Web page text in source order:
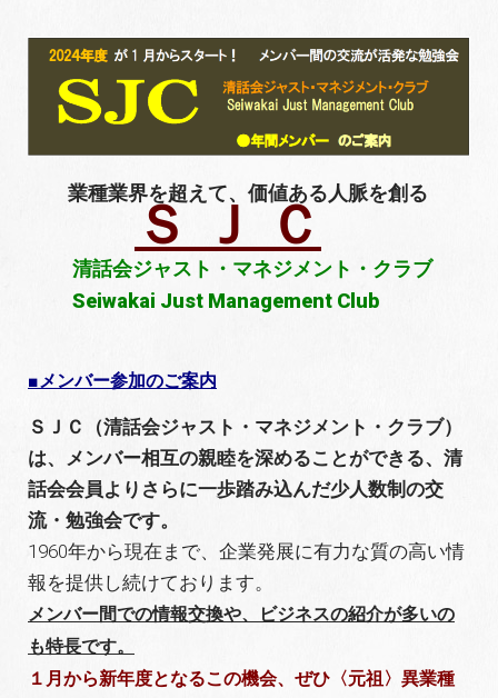
業種業界を超えて、価値ある人脈を創る
Ｓ Ｊ Ｃ
清話会ジャスト・マネジメント・クラブ
Seiwakai Just Management Club
■メンバー参加のご案内
ＳＪＣ（清話会ジャスト・マネジメント・クラブ）
は、メンバー相互の親睦を深めることができる、清
話会会員よりさらに一歩踏み込んだ少人数制の交
流・勉強会です。
1960年から現在まで、企業発展に有力な質の高い情
報を提供し続けております。
メンバー間での情報交換や、ビジネスの紹介が多いの
も特長です。
１月から新年度となるこの機会、ぜひ〈元祖〉異業種